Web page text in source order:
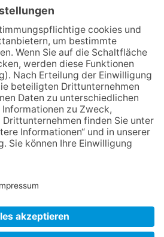
Ganz Niederhöchstadt wird zur
Festmeile
Baustellenführung führt auch in
die Zukunft der Stadt
Königstein
Klinikforum zum Thema
Karpaltunnelsyndrom
Gewinnspiel zum Start ins
Schuljahr
NACH OBEN